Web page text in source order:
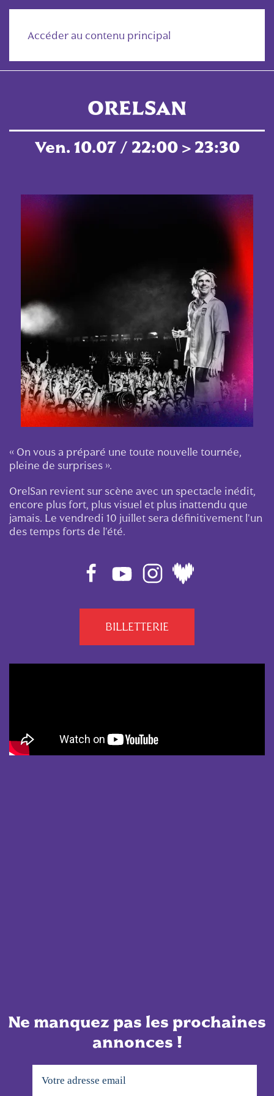
Accéder au contenu principal
ORELSAN
Ven. 10.07 / 22:00 > 23:30
« On vous a préparé une toute nouvelle tournée,
pleine de surprises ».
OrelSan revient sur scène avec un spectacle inédit,
encore plus fort, plus visuel et plus inattendu que
jamais. Le vendredi 10 juillet sera définitivement l'un
des temps forts de l'été.
BILLETTERIE
Ne manquez pas les prochaines
annonces !